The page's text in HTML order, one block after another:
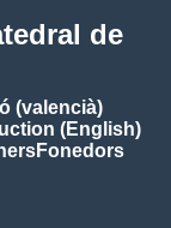
de
(valencià)
(English)
Fonedors